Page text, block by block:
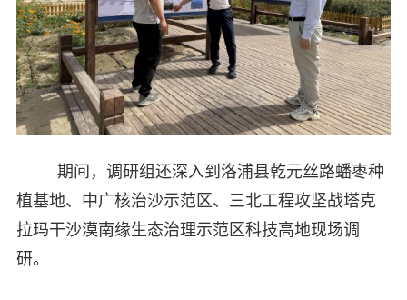
期间，调研组还深入到洛浦县乾元丝路蟠枣种
植基地、中广核治沙示范区、
三北工程攻坚战塔克
拉玛干沙漠南缘生态治理示范区科技高地现场调
研。